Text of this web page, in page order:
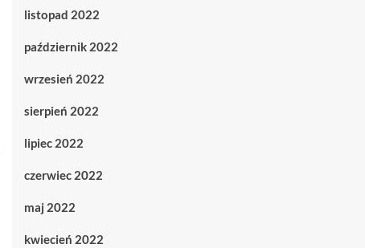
listopad 2022
październik 2022
wrzesień 2022
sierpień 2022
lipiec 2022
czerwiec 2022
maj 2022
kwiecień 2022